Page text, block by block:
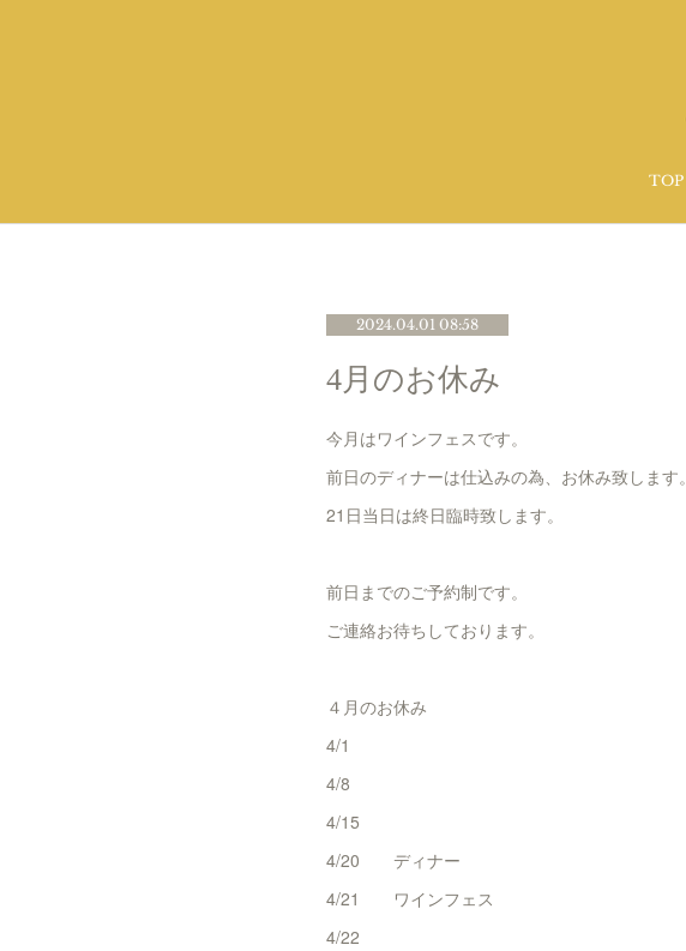
TOP
2024.04.01 08:58
4月のお休み
今月はワインフェスです。
前日のディナーは仕込みの為、お休み致します。
21日当日は終日臨時致します。
前日までのご予約制です。
ご連絡お待ちしております。
４月のお休み
4/1
4/8
4/15
4/20 ディナー
4/21 ワインフェス
4/22